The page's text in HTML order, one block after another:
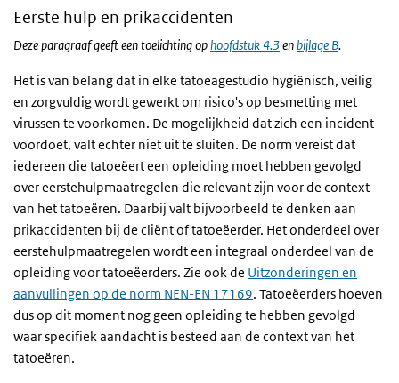
Eerste hulp en prikaccidenten
Deze paragraaf geeft een toelichting ophoofdstuk 4.3enbijlage B.
Het is van belang dat in elke tatoeagestudio hygiënisch, veilig
en zorgvuldig wordt gewerkt om risico's op besmetting met
virussen te voorkomen. De mogelijkheid dat zich een incident
voordoet, valt echter niet uit te sluiten. De norm vereist dat
iedereen die tatoeëert een opleiding moet hebben gevolgd
over eerstehulpmaatregelen die relevant zijn voor de context
van het tatoeëren. Daarbij valt bijvoorbeeld te denken aan
prikaccidenten bij de cliënt of tatoeëerder. Het onderdeel over
eerstehulpmaatregelen wordt een integraal onderdeel van de
opleiding voor tatoeëerders. Zie ook de Uitzonderingen en
aanvullingen op de norm NEN-EN 17169. Tatoeëerders hoeven
dus op dit moment nog geen opleiding te hebben gevolgd
waar specifiek aandacht is besteed aan de context van het
tatoeëren.